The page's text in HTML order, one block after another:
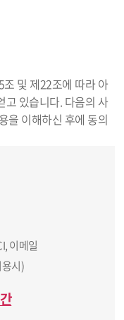
을 하지 않는다.
회사의 어떠한 조치
당 합니다.
및 제22조에 따라 아
고 있습니다. 다음의 사
을 이해하신 후에 동의
이메일
시)